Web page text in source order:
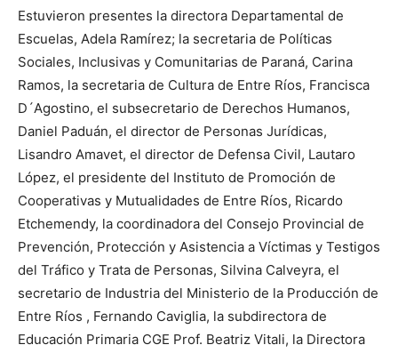
Estuvieron presentes la directora Departamental de
Escuelas, Adela Ramírez; la secretaria de Políticas
Sociales, Inclusivas y Comunitarias de Paraná, Carina
Ramos, la secretaria de Cultura de Entre Ríos, Francisca
D´Agostino, el subsecretario de Derechos Humanos,
Daniel Paduán, el director de Personas Jurídicas,
Lisandro Amavet, el director de Defensa Civil, Lautaro
López, el presidente del Instituto de Promoción de
Cooperativas y Mutualidades de Entre Ríos, Ricardo
Etchemendy, la coordinadora del Consejo Provincial de
Prevención, Protección y Asistencia a Víctimas y Testigos
del Tráfico y Trata de Personas, Silvina Calveyra, el
secretario de Industria del Ministerio de la Producción de
Entre Ríos , Fernando Caviglia, la subdirectora de
Educación Primaria CGE Prof. Beatriz Vitali, la Directora